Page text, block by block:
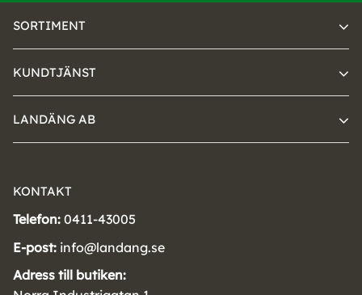
SORTIMENT
KUNDTJÄNST
LANDÄNG AB
KONTAKT
Telefon: 0411-43005
E-post: info@landang.se
Adress till butiken: